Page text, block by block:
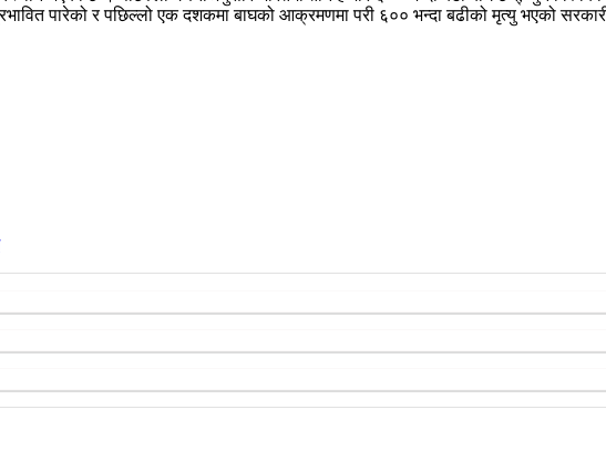
पारेको र पछिल्लो एक दशकमा बाघको आक्रमणमा परी ६०० भन्दा बढीको मृत्यु भएको